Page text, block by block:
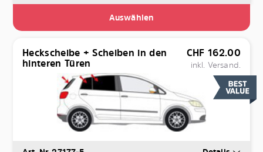
Auswählen
Heckscheibe + Scheiben in den
hinteren Türen
CHF 162.00
inkl. Versand.